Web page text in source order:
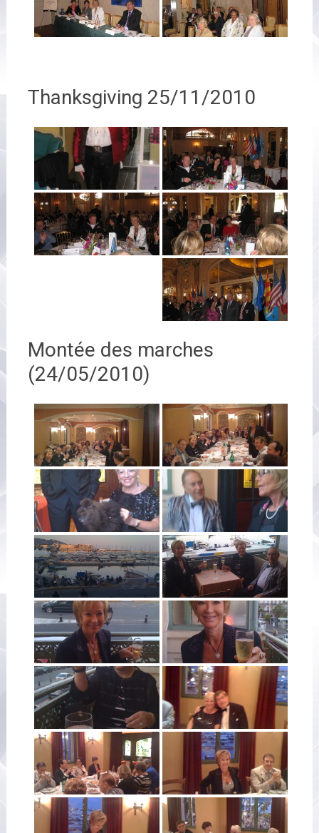
Thanksgiving 25/11/2010
Montée des marches
(24/05/2010)